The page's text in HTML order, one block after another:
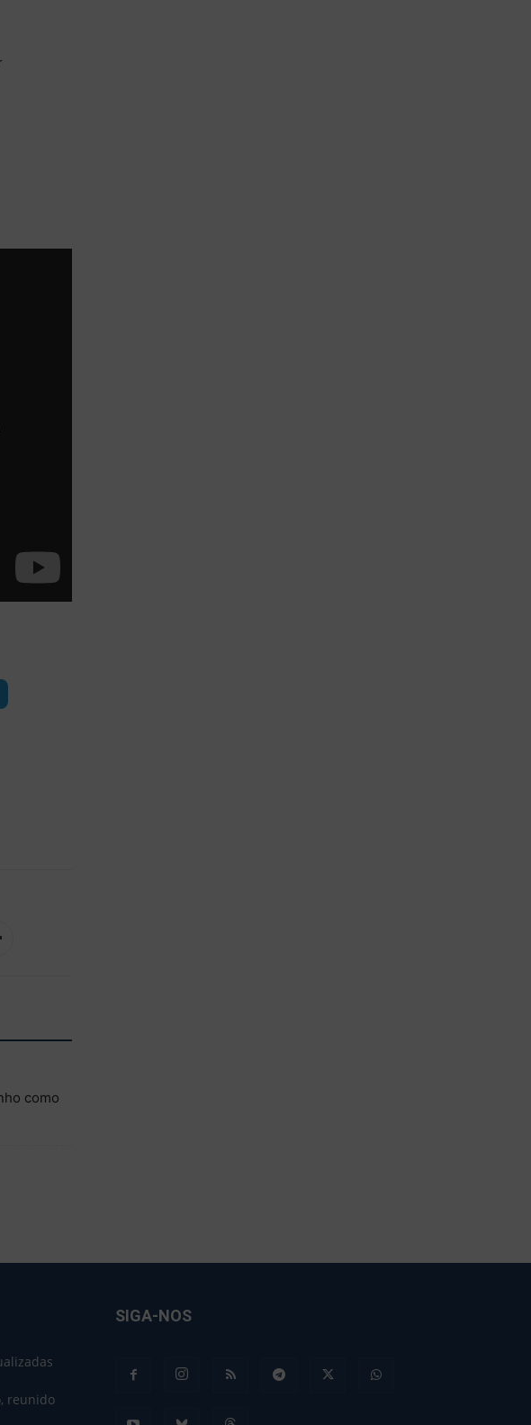
como
reunido
SIGA-NOS